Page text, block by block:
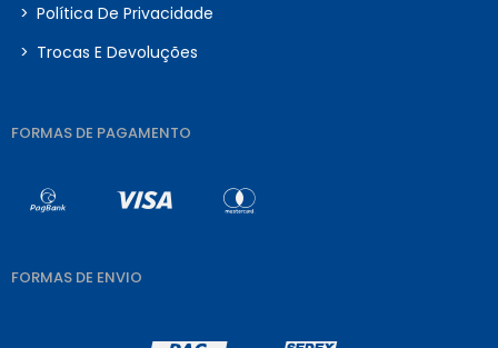
> Política De Privacidade
> Trocas E Devoluções
FORMAS DE PAGAMENTO
FORMAS DE ENVIO